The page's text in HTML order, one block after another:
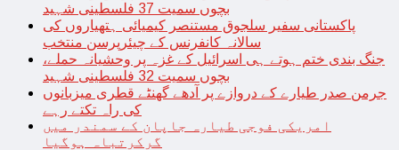
بچوں سمیت 37 فلسطینی شہید
پاکستانی سفیر سلجوق مستنصر کیمیائی ہتھیاروں کی
سالانہ کانفرنس کے چیئرپرسن منتخب
جنگ بندی ختم ہوتے ہی اسرائیل کے غزہ پر وحشیانہ حملے،
بچوں سمیت 32 فلسطینی شہید
جرمن صدر طیارے کے دروازے پر آدھے گھنٹے قطری میزبانوں
کی راہ تکتے رہے
امریکی فوجی طیارہ جاپان کے سمندر میں
گرکرتباہ ہوگیا